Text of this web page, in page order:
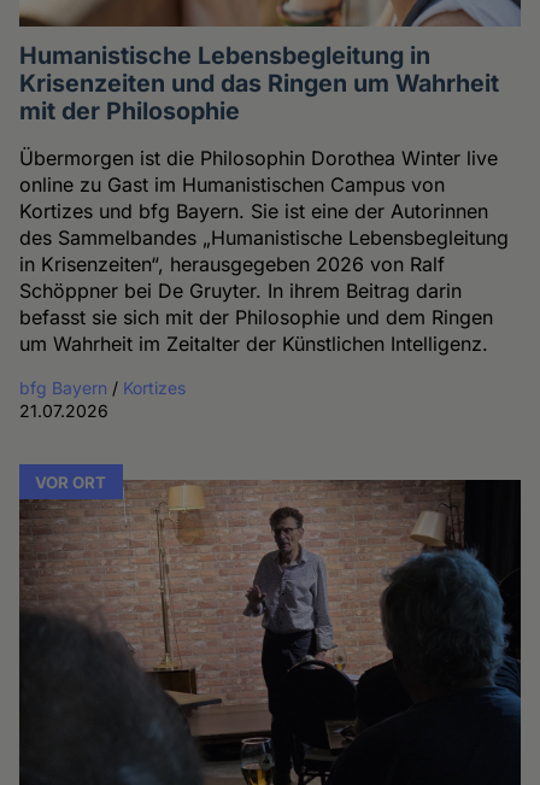
Humanistische Lebensbegleitung in
Krisenzeiten und das Ringen um Wahrheit
mit der Philosophie
Übermorgen ist die Philosophin Dorothea Winter live
online zu Gast im Humanistischen Campus von
Kortizes und bfg Bayern. Sie ist eine der Autorinnen
des Sammelbandes „Humanistische Lebensbegleitung
in Krisenzeiten“, herausgegeben 2026 von Ralf
Schöppner bei De Gruyter. In ihrem Beitrag darin
befasst sie sich mit der Philosophie und dem Ringen
um Wahrheit im Zeitalter der Künstlichen Intelligenz.
bfg Bayern / Kortizes
21.07.2026
VOR ORT